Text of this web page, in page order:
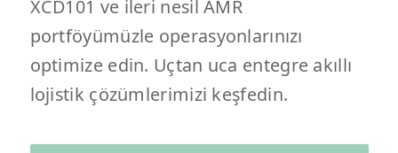
XCD101 ve ileri nesil AMR
portföyümüzle operasyonlarınızı
optimize edin. Uçtan uca entegre akıllı
lojistik çözümlerimizi keşfedin.